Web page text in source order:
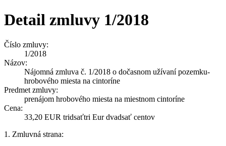
Detail zmluvy 1/2018
Číslo zmluvy:
1/2018
Názov:
Nájomná zmluva č. 1/2018 o dočasnom užívaní pozemku-
hrobového miesta na cintoríne
Predmet zmluvy:
prenájom hrobového miesta na miestnom cintoríne
Cena:
33,20 EUR tridsaťtri Eur dvadsať centov
1. Zmluvná strana: